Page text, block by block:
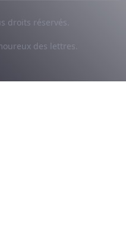
droits réservés.
des lettres.